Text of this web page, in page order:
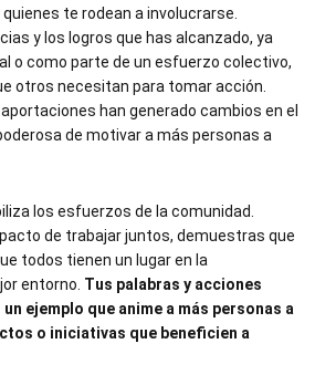
te rodean a involucrarse.
y los logros que has alcanzado, ya
o como parte de un esfuerzo colectivo,
otros necesitan para tomar acción.
han generado cambios en el
de motivar a más personas a
los esfuerzos de la comunidad.
de trabajar juntos, demuestras que
todos tienen un lugar en la
entorno. Tus palabras y acciones
ejemplo que anime a más personas a
o iniciativas que beneficien a